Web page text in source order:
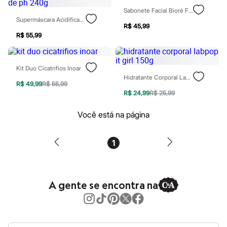
Blush
Corretivo
Pó facial
Sombras
Al Wataniah
Banderas
Beleza C&A
Boca Rosa
Bruna Tavares
Fran by Franciny Ehlke
Supermáscara Acidificante Haskell Cosméticos Redutor De Ph 240g
R$ 55,99
Sabonete Facial Bioré Facial Wash Acne Care 130g
R$ 45,99
Kit Duo Cicatrifios Inoar
R$ 49,99R$ 55,99
Hidratante Corporal Labpop It Girl 150g
R$ 24,99R$ 25,99
Você está na página
1
A gente se encontra na